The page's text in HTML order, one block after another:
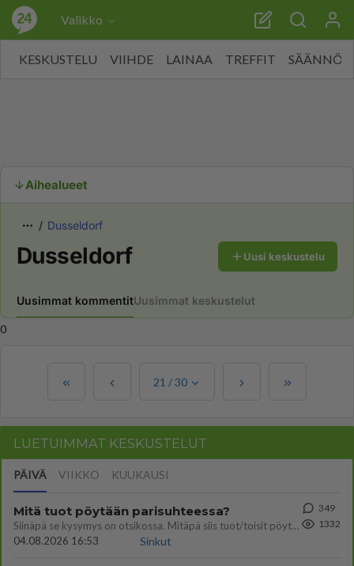
Valikko
KESKUSTELU VIIHDE LAINAA TREFFIT SÄÄNNÖT
Aihealueet
Dusseldorf
Dusseldorf Uusi keskustelu
Uusimmat kommentitUusimmat keskustelut
0
21 /30
LUETUIMMAT KESKUSTELUT
PÄIVÄ VIIKKO KUUKAUSI
Mitä tuot pöytään parisuhteessa?
Siinäpä se kysymys on otsikossa. Mitäpä siis tuot/toisit pöytään parisuhteessa? Oletko mies vai nainen? Koetko sen mitä
04.08.2026 16:53
Sinkut
349
1332